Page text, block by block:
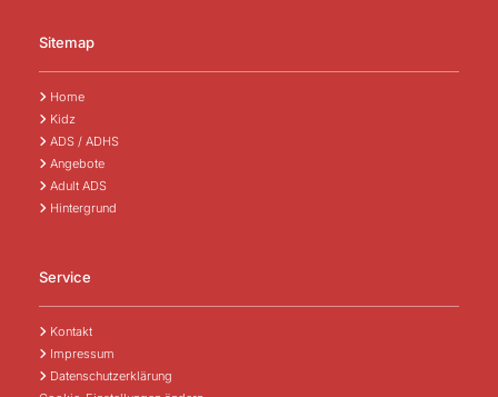
Sitemap
 Home
 Kidz
 ADS / ADHS
 Angebote
 Adult ADS
 Hintergrund
Service
 Kontakt
 Impressum
 Datenschutzerklärung